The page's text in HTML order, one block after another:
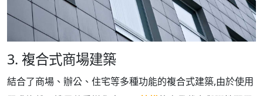
3. 複合式商場建築
結合了商場、辦公、住宅等多種功能的複合式建築,由於使用